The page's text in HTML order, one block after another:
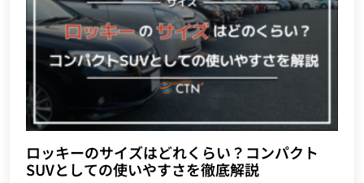
ロッキーのサイズはどれくらい？コンパクト
SUVとしての使いやすさを徹底解説